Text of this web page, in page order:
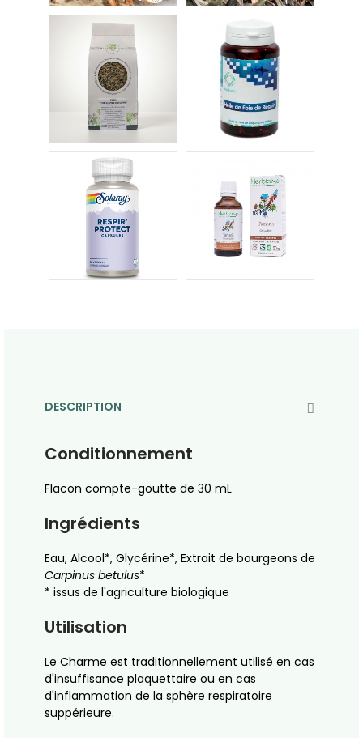
DESCRIPTION
Conditionnement
Flacon compte-goutte de 30 mL
Ingrédients
Eau, Alcool*, Glycérine*, Extrait de bourgeons de
Carpinus betulus*
* issus de l'agriculture biologique
Utilisation
Le Charme est traditionnellement utilisé en cas
d'insuffisance plaquettaire ou en cas
d'inflammation de la sphère respiratoire
suppérieure.